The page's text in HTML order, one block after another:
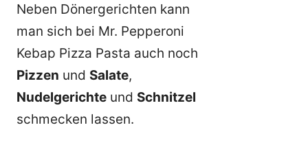
Neben Dönergerichten kann
man sich bei Mr. Pepperoni
Kebap Pizza Pasta auch noch
Pizzen und Salate,
Nudelgerichte und Schnitzel
schmecken lassen.